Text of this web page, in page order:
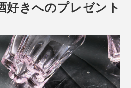
好きへのプレゼント